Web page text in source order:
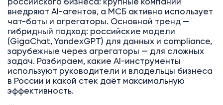
российского бизнеса: крупные компании
внедряют AI-агентов, а МСБ активно использует
чат-боты и агрегаторы. Основной тренд —
гибридный подход: российские модели
(GigaChat, YandexGPT) для данных и compliance,
зарубежные через агрегаторы — для сложных
задач. Разбираем, какие AI-инструменты
используют руководители и владельцы бизнеса
в России и какой стек даёт максимальную
эффективность.